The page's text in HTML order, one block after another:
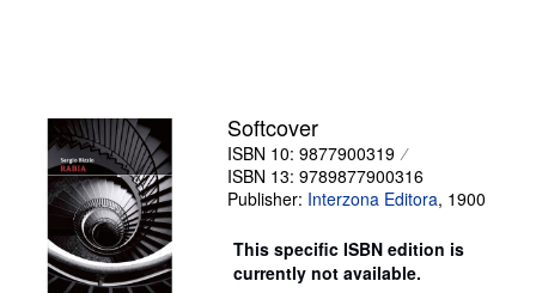
Textbooks
Sellers
Start Selling
Help
CLOSE
Softcover
ISBN 10: 9877900319
ISBN 13: 9789877900316
Publisher: Interzona Editora, 1900
This specific ISBN edition is
currently not available.